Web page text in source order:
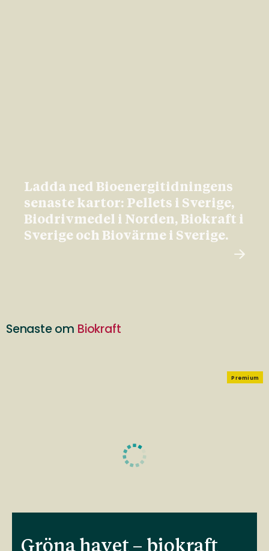
Ladda ned Bioenergitidningens
senaste kartor: Pellets i Sverige,
Biodrivmedel i Norden, Biokraft i
Sverige och Biovärme i Sverige.
Senaste om Biokraft
Premium
Gröna havet – biokraft